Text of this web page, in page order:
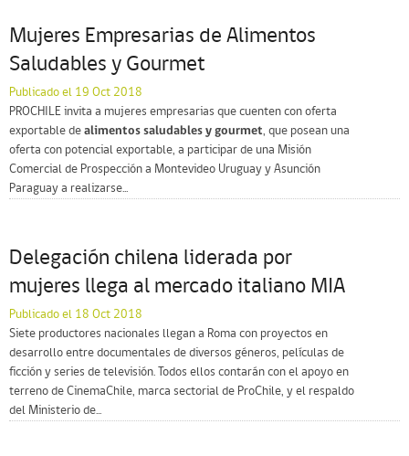
Mujeres Empresarias de Alimentos
Saludables y Gourmet
Publicado el 19 Oct 2018
PROCHILE invita a mujeres empresarias que cuenten con oferta
exportable de alimentos saludables y gourmet, que posean una
oferta con potencial exportable, a participar de una Misión
Comercial de Prospección a Montevideo Uruguay y Asunción
Paraguay a realizarse...
Delegación chilena liderada por
mujeres llega al mercado italiano MIA
Publicado el 18 Oct 2018
Siete productores nacionales llegan a Roma con proyectos en
desarrollo entre documentales de diversos géneros, películas de
ficción y series de televisión. Todos ellos contarán con el apoyo en
terreno de CinemaChile, marca sectorial de ProChile, y el respaldo
del Ministerio de...